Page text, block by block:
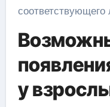
соответствующего
у